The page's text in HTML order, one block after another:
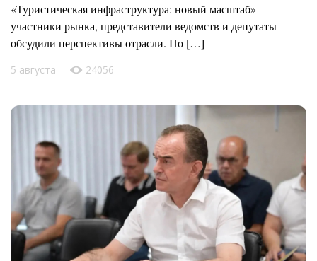
«Туристическая инфраструктура: новый масштаб»
участники рынка, представители ведомств и депутаты
обсудили перспективы отрасли. По […]
5 августа 24056